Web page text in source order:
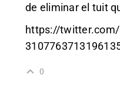
de eliminar el tuit
https://
0